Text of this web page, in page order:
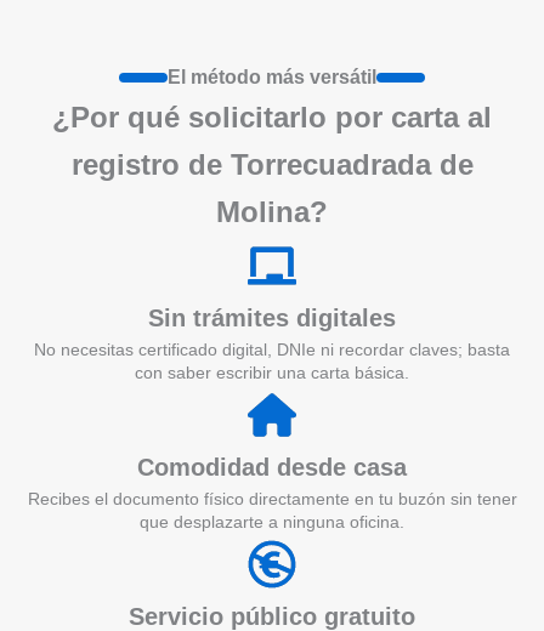
El método más versátil
¿Por qué solicitarlo por carta al
registro de Torrecuadrada de
Molina?
Sin trámites digitales
No necesitas certificado digital, DNIe ni recordar claves; basta
con saber escribir una carta básica.
Comodidad desde casa
Recibes el documento físico directamente en tu buzón sin tener
que desplazarte a ninguna oficina.
Servicio público gratuito